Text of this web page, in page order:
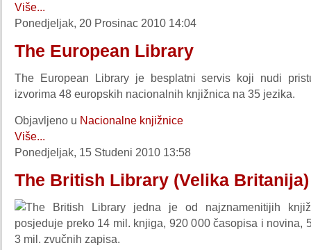
Više...
Ponedjeljak, 20 Prosinac 2010 14:04
The European Library
The European Library je besplatni servis koji nudi
izvorima 48 europskih nacionalnih knjižnica na 35 jezika.
Objavljeno u Nacionalne knjižnice
Više...
Ponedjeljak, 15 Studeni 2010 13:58
The British Library (Velika Britanija)
The British Library jedna je od najznamenitijih
posjeduje preko 14 mil. knjiga, 920 000 časopisa i novina,
3 mil. zvučnih zapisa.